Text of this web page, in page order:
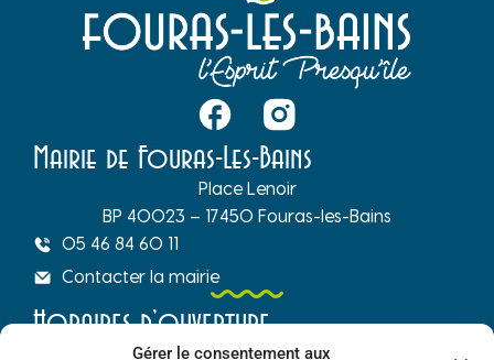
Gérer le consentement aux
Mairie de Fouras-Les-Bains
Place Lenoir
BP 40023 – 17450 Fouras-les-Bains
05 46 84 60 11
Contacter la mairie
Horaires d’ouverture